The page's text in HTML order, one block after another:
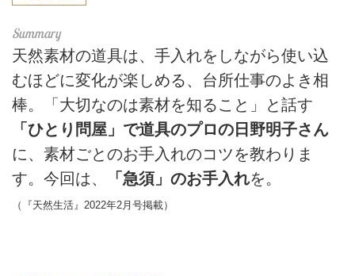
天然素材の道具は、手入れをしながら使い込
むほどに変化が楽しめる、台所仕事のよき相
棒。「大切なのは素材を知ること」と話す
「ひとり問屋」で道具のプロの日野明子さん
に、素材ごとのお手入れのコツを教わりま
す。今回は、
「急須」のお手入れを。
（『天然生活』2022年2月号掲載）